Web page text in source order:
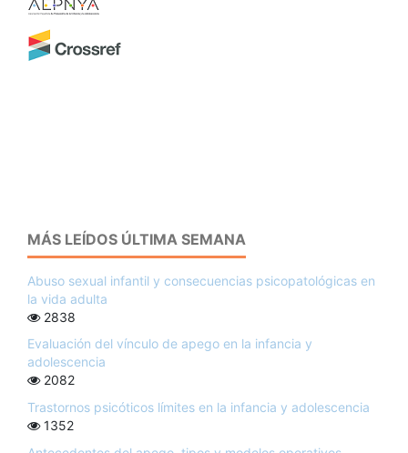
MÁS LEÍDOS ÚLTIMA SEMANA
Abuso sexual infantil y consecuencias psicopatológicas en
la vida adulta
2838
Evaluación del vínculo de apego en la infancia y
adolescencia
2082
Trastornos psicóticos límites en la infancia y adolescencia
1352